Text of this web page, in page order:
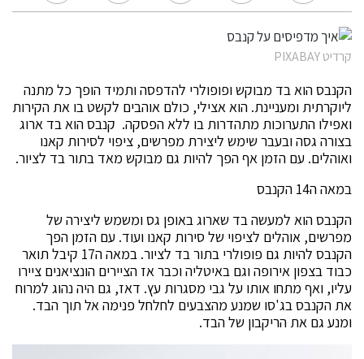
קרדיט PIXABAY
הקנבס הוא בד מבוקש ופופולרי להדפסה ותמיד הופך כל מתנה
ליוקרתית ומעניינת. הוא אצילי, כולם אוהבים לקשט בו את הקירות
ואפילו התערוכות מתהדרות בו ללא הפסקה. קנבס הוא בד ארוג
בצורה גסה ובעבר שימש ליצירת מפרשים, ציפוי לסירות קאנו
ואוהלים. עם הזמן אף הפך להיות גם מבוקש מאד בתור בד לציור.
במאה ה14 הקנבס
הקנבס הוא למעשה בד שארוג באופן גס ומשמש ליצירה של
מפרשים, אוהלים לציפוי של סירות קאנו ועוד. עם הזמן הפך
הקנבס להיות גם פופולרי בתור בד לציור. במאה ה17 קיבל תואר
כבוד בצפון אירופה וגם באיטליה וכבר אז הציירים הונציאנים ציירו
עליו, ואף מתחו אותו על גבי מסגרות עץ. דאז, גם היה נהוג למרוח
את הקנבס בג'סו שמנע מהצבעים לחלחל פנימה אל תוך הבד.
ומנע גם את הריקבון של הבד.